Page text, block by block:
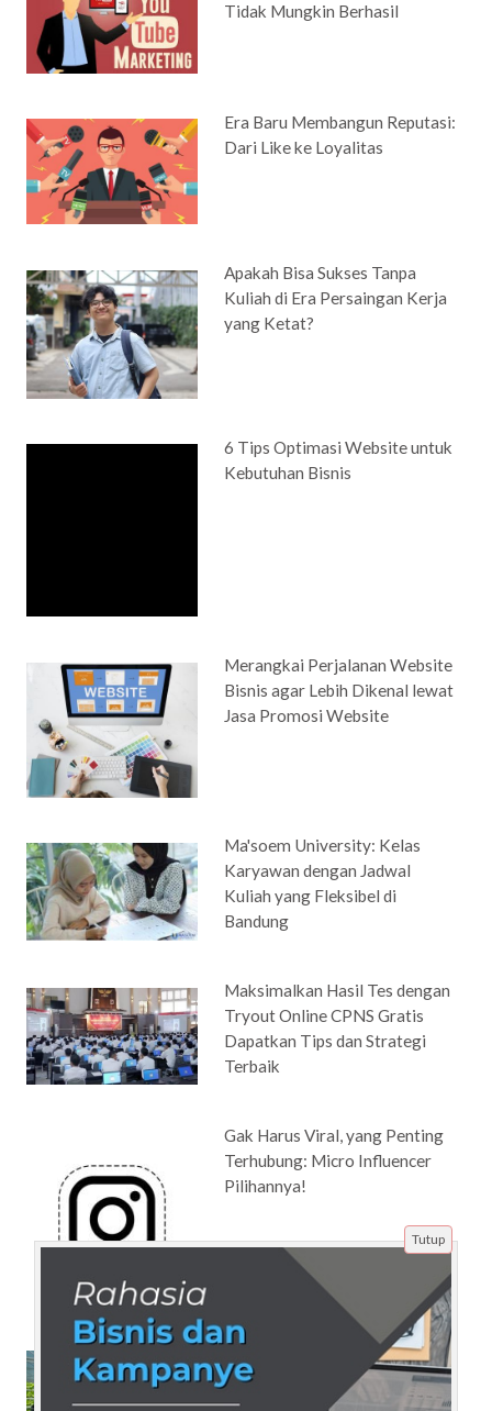
Tidak Mungkin Berhasil
Era Baru Membangun Reputasi:
Dari Like ke Loyalitas
Apakah Bisa Sukses Tanpa
Kuliah di Era Persaingan Kerja
yang Ketat?
6 Tips Optimasi Website untuk
Kebutuhan Bisnis
Merangkai Perjalanan Website
Bisnis agar Lebih Dikenal lewat
Jasa Promosi Website
Ma'soem University: Kelas
Karyawan dengan Jadwal
Kuliah yang Fleksibel di
Bandung
Maksimalkan Hasil Tes dengan
Tryout Online CPNS Gratis
Dapatkan Tips dan Strategi
Terbaik
Gak Harus Viral, yang Penting
Terhubung: Micro Influencer
Pilihannya!
Universitas di Bandung dengan
Program Studi Inovatif
Ma'soem University
Tutup